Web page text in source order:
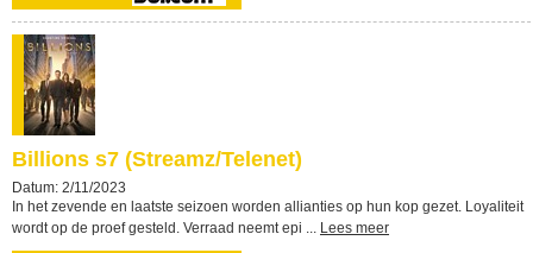
Billions s7 (Streamz/Telenet)
Datum: 2/11/2023
In het zevende en laatste seizoen worden allianties op hun kop gezet. Loyaliteit
wordt op de proef gesteld. Verraad neemt epi ... Lees meer